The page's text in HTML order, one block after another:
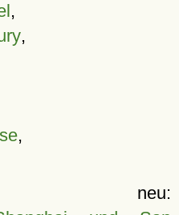
,
,
,